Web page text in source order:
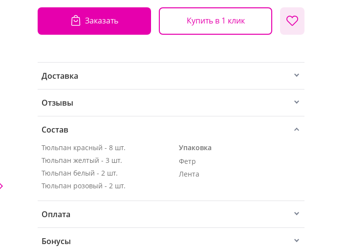
Заказать Купить в 1 клик
Доставка
Отзывы
Состав
Тюльпан красный - 8 шт.
Тюльпан желтый - 3 шт.
Тюльпан белый - 2 шт.
Тюльпан розовый - 2 шт.
Упаковка
Фетр
Лента
Оплата
Бонусы